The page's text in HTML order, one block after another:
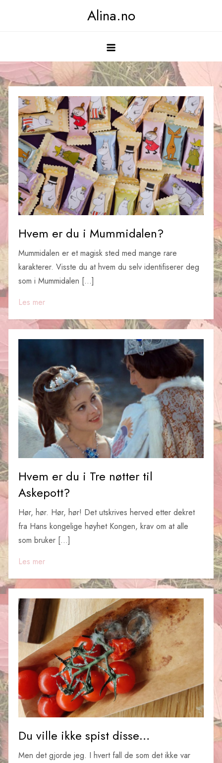
Alina.no
Hvem er du i Mummidalen?
Mummidalen er et magisk sted med mange rare
karakterer. Visste du at hvem du selv identifiserer deg
som i Mummidalen […]
Les mer
Hvem er du i Tre nøtter til
Askepott?
Hør, hør. Hør, hør! Det utskrives herved etter dekret
fra Hans kongelige høyhet Kongen, krav om at alle
som bruker […]
Les mer
Du ville ikke spist disse…
Men det gjorde jeg. I hvert fall de som det ikke var